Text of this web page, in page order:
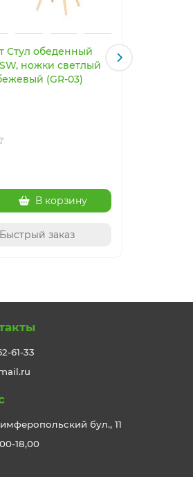
Стул обеденный
ножки светлый
(GR-03)
В корзину
Быстрый заказ
61-33
бул., 11
18,00